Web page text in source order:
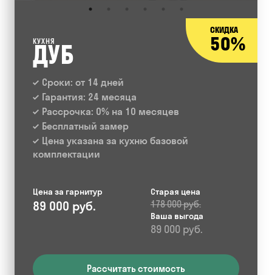
СКИДКА
50%
КУХНЯ
ДУБ
Сроки: от 14 дней
Гарантия: 24 месяца
Рассрочка: 0% на 10 месяцев
Бесплатный замер
Цена указана за кухню базовой
комплектации
Цена за гарнитур
89 000 руб.
Старая цена
178 000 руб.
Ваша выгода
89 000 руб.
Рассчитать стоимость